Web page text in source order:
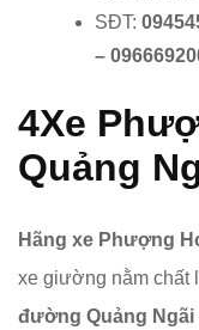
SĐT:
–
4Xe
Quảng
Hãng xe Phượng
xe giường nằm chất
đường Quảng Ngãi